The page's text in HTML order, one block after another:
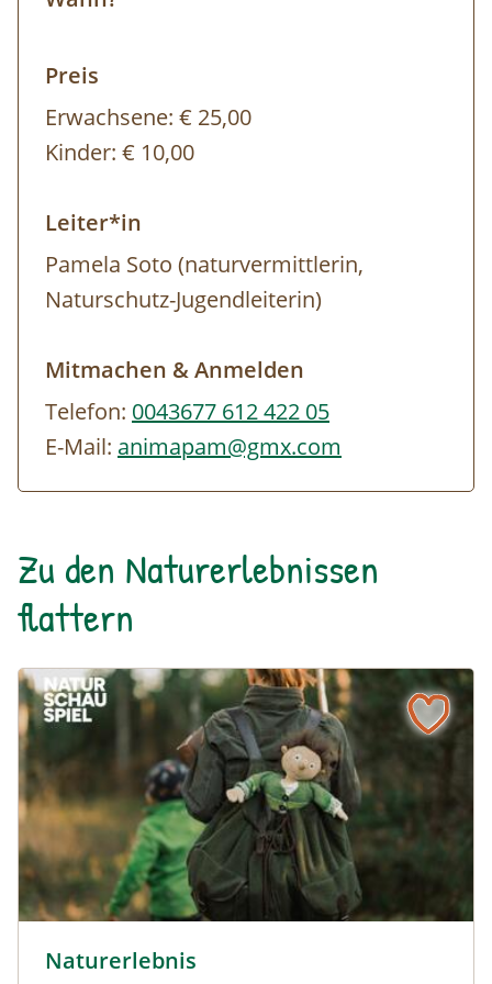
Biosphärenpark Wienerwald
Preis
Erwachsene: € 25,00
Kinder: € 10,00
Leiter*in
Pamela Soto (naturvermittlerin,
Naturschutz-Jugendleiterin)
Mitmachen & Anmelden
Telefon: 0043677 612 422 05
E-Mail: animapam@gmx.com
Zu den Naturerlebnissen
flattern
Naturerlebnis